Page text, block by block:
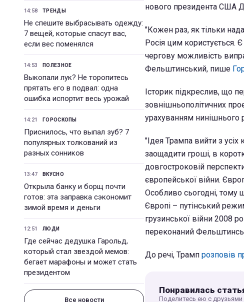
14:58 ТРЕНДЫ
Не спешите выбрасывать одежду:
7 вещей, которые спасут вас,
если вес поменялся
14:53 ПОЛЕЗНОЕ
Выкопали лук? Не торопитесь
прятать его в подвал: одна
ошибка испортит весь урожай
14:21 ГОРОСКОПЫ
Приснилось, что выпал зуб? 7
популярных толкований из
разных сонников
13:47 ВКУСНО
Открыла банку и борщ почти
готов: эта заправка сэкономит
зимой время и деньги
12:51 ЛЮДИ
Где сейчас дедушка Гарольд,
который стал звездой мемов:
бегает марафоны и может стать
президентом
Все новости
нового президента США
"Кожен раз, як тільки
Росія цим користується.
чергову можливість
Фельштинський, пише
Історик підкреслив, що
зовнішньополітичних
урахуванням нинішнього
"Ідея Трампа вийти з усіх
заощадити гроші, в
довгостроковій
європейської війни.
Особливо сьогодні, тому
Європі – путінський
грузинської війни 2008
переконаний
До речі, Трамп розповів
Понравилась
Поделитесь ею с друзьями